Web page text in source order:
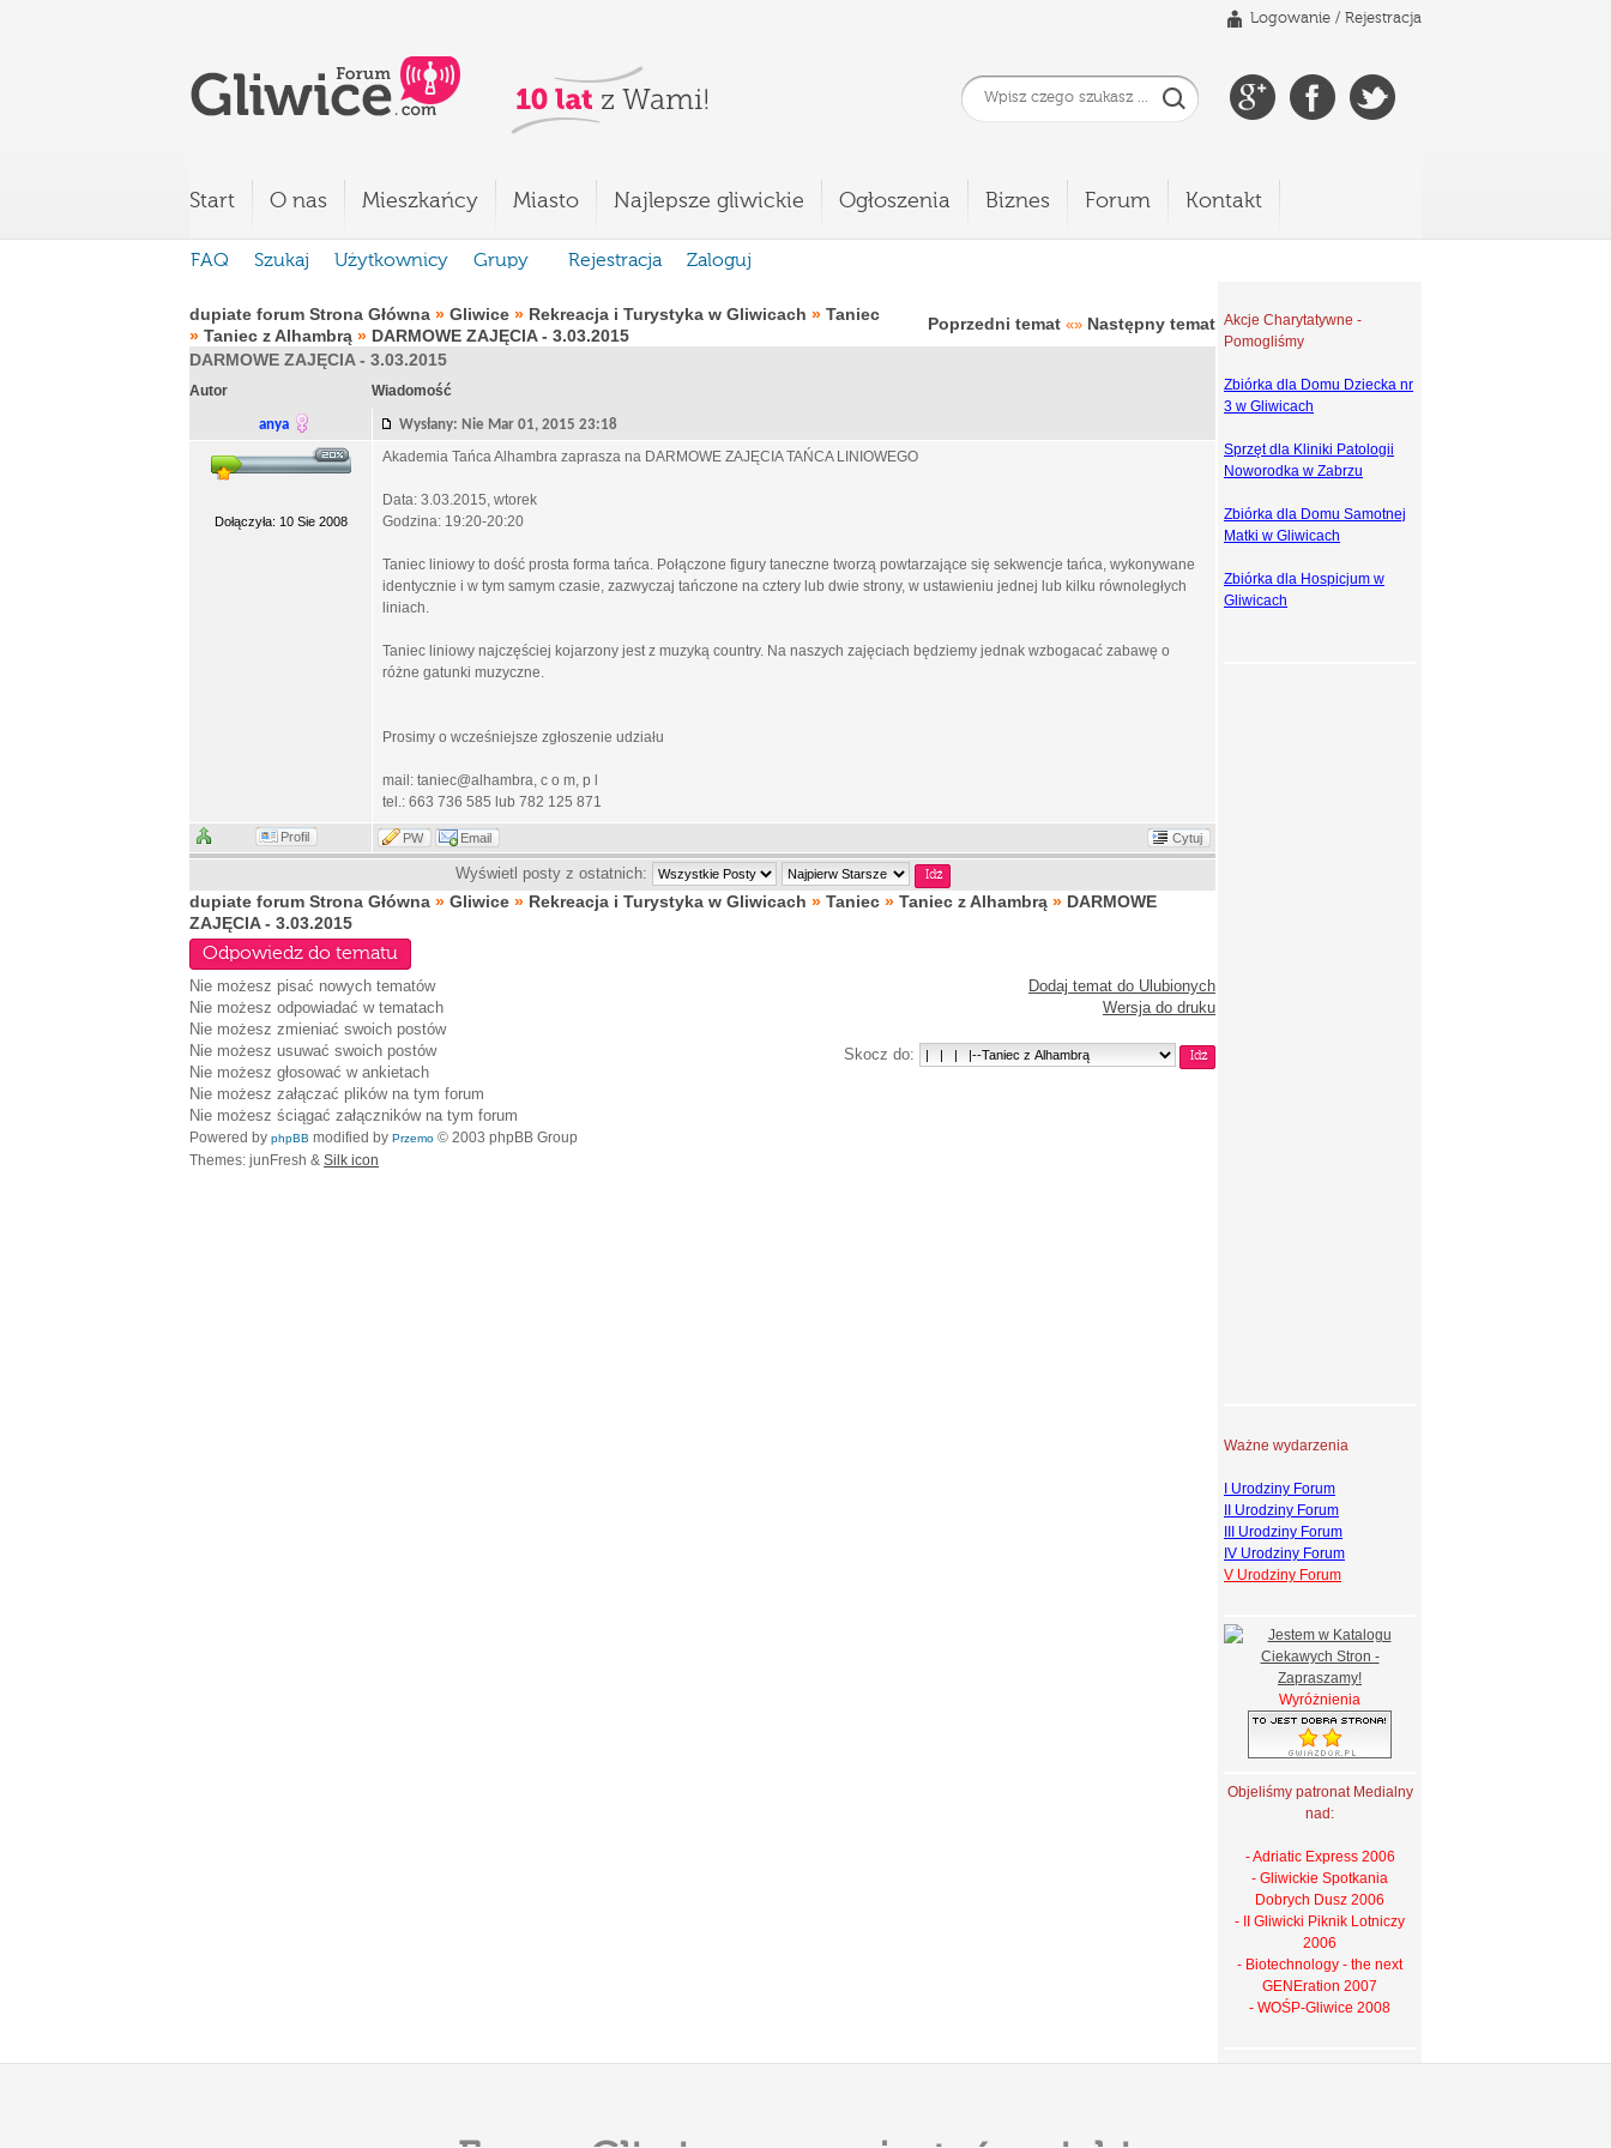
Logowanie / Rejestracja
Start O nas Mieszkańcy Miasto Najlepsze gliwickie Ogłoszenia Biznes Forum Kontakt
FAQ Szukaj Użytkownicy Grupy Rejestracja Zaloguj
dupiate forum Strona Główna » Gliwice » Rekreacja i Turystyka w Gliwicach » Taniec
» Taniec z Alhambrą » DARMOWE ZAJĘCIA - 3.03.2015
Poprzedni temat «» Następny temat
DARMOWE ZAJĘCIA - 3.03.2015
Autor Wiadomość
anya Wysłany: Nie Mar 01, 2015 23:18
Dołączyła: 10 Sie 2008
Akademia Tańca Alhambra zaprasza na DARMOWE ZAJĘCIA TAŃCA LINIOWEGO
Data: 3.03.2015, wtorek
Godzina: 19:20-20:20
Taniec liniowy to dość prosta forma tańca. Połączone figury taneczne tworzą powtarzające się sekwencje tańca, wykonywane
identycznie i w tym samym czasie, zazwyczaj tańczone na cztery lub dwie strony, w ustawieniu jednej lub kilku równoległych
liniach.
Taniec liniowy najczęściej kojarzony jest z muzyką country. Na naszych zajęciach będziemy jednak wzbogacać zabawę o
różne gatunki muzyczne.
Prosimy o wcześniejsze zgłoszenie udziału
mail: taniec@alhambra, c o m, p l
tel.: 663 736 585 lub 782 125 871
Profil PW Email Cytuj
Wyświetl posty z ostatnich:
dupiate forum Strona Główna » Gliwice » Rekreacja i Turystyka w Gliwicach » Taniec » Taniec z Alhambrą » DARMOWE
ZAJĘCIA - 3.03.2015
Odpowiedz do tematu
Nie możesz pisać nowych tematów
Nie możesz odpowiadać w tematach
Nie możesz zmieniać swoich postów
Nie możesz usuwać swoich postów
Nie możesz głosować w ankietach
Nie możesz załączać plików na tym forum
Nie możesz ściągać załączników na tym forum
Dodaj temat do Ulubionych
Wersja do druku
Skocz do:
Powered by phpBB modified by Przemo © 2003 phpBB Group
Themes: junFresh & Silk icon
Akcje Charytatywne -
Pomogliśmy
Zbiórka dla Domu Dziecka nr
3 w Gliwicach
Sprzęt dla Kliniki Patologii
Noworodka w Zabrzu
Zbiórka dla Domu Samotnej
Matki w Gliwicach
Zbiórka dla Hospicjum w
Gliwicach
Ważne wydarzenia
I Urodziny Forum
II Urodziny Forum
III Urodziny Forum
IV Urodziny Forum
V Urodziny Forum
Wyróżnienia
Objeliśmy patronat Medialny
nad:
- Adriatic Express 2006
- Gliwickie Spotkania
Dobrych Dusz 2006
- II Gliwicki Piknik Lotniczy
2006
- Biotechnology - the next
GENEration 2007
- WOŚP-Gliwice 2008